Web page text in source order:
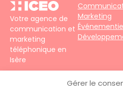
Gérer le
Votre agence de
communication et
marketing
téléphonique en
Isère
Faubourg – 38690
Marketing